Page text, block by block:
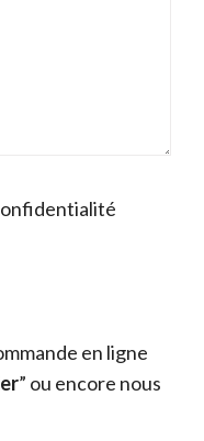
en ligne
” ou encore nous